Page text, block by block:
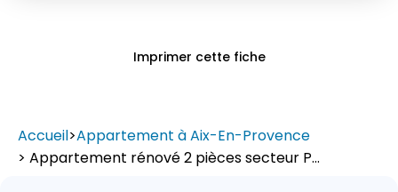
Imprimer cette fiche
Accueil>Appartement à Aix-En-Provence
> Appartement rénové 2 pièces secteur P...